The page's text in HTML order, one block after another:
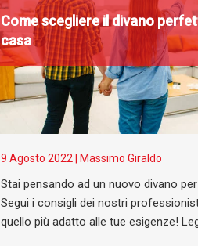
Come scegliere il divano
casa
9 Agosto 2022 | Massimo Giraldo
Stai pensando ad un nuovo divano
Segui i consigli dei nostri
quello più adatto alle tue esigenze!